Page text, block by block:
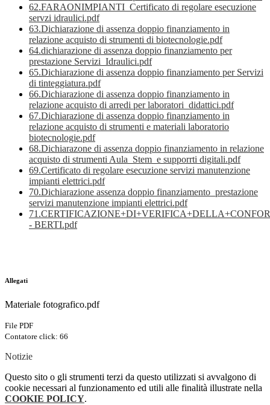
62.FARAONIMPIANTI_Certificato di regolare esecuzione
servzi idraulici.pdf
63.Dichiarazione di assenza doppio finanziamento in
relazione acquisto di strumenti di biotecnologie.pdf
64.dichiarazione di assenza doppio finanziamento per
prestazione Servizi_Idraulici.pdf
65.Dichiarazione di assenza doppio finanziamento per Servizi
di tinteggiatura.pdf
66.Dichiarazione di assenza doppio finanziamento in
relazione acquisto di arredi per laboratori_didattici.pdf
67.Dichiarazione di assenza doppio finanziamento in
relazione acquisto di strumenti e materiali laboratorio
biotecnologie.pdf
68.Dichiarazone di assenza doppio finanziamento in relazione
acquisto di strumenti Aula_Stem_e supporrti digitali.pdf
69.Certificato di regolare esecuzione servizi manutenzione
impianti elettrici.pdf
70.Dichiarazione assenza doppio finanziamento_prestazione
servizi manutenzione impianti elettrici.pdf
- BERTI.pdf
Allegati
Materiale fotografico.pdf
File PDF
Contatore click: 66
Notizie
Questo sito o gli strumenti terzi da questo utilizzati si avvalgono di
cookie necessari al funzionamento ed utili alle finalità illustrate nella
COOKIE POLICY.